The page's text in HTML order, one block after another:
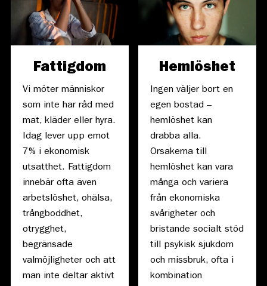
Fattigdom
Vi möter människor
som inte har råd med
mat, kläder eller hyra.
Idag lever upp emot
7% i ekonomisk
utsatthet. Fattigdom
innebär ofta även
arbetslöshet, ohälsa,
trångboddhet,
otrygghet,
begränsade
valmöjligheter och att
man inte deltar aktivt
Hemlöshet
Ingen väljer bort en
egen bostad –
hemlöshet kan
drabba alla.
Orsakerna till
hemlöshet kan vara
många och variera
från ekonomiska
svårigheter och
bristande socialt stöd
till psykisk sjukdom
och missbruk, ofta i
kombination